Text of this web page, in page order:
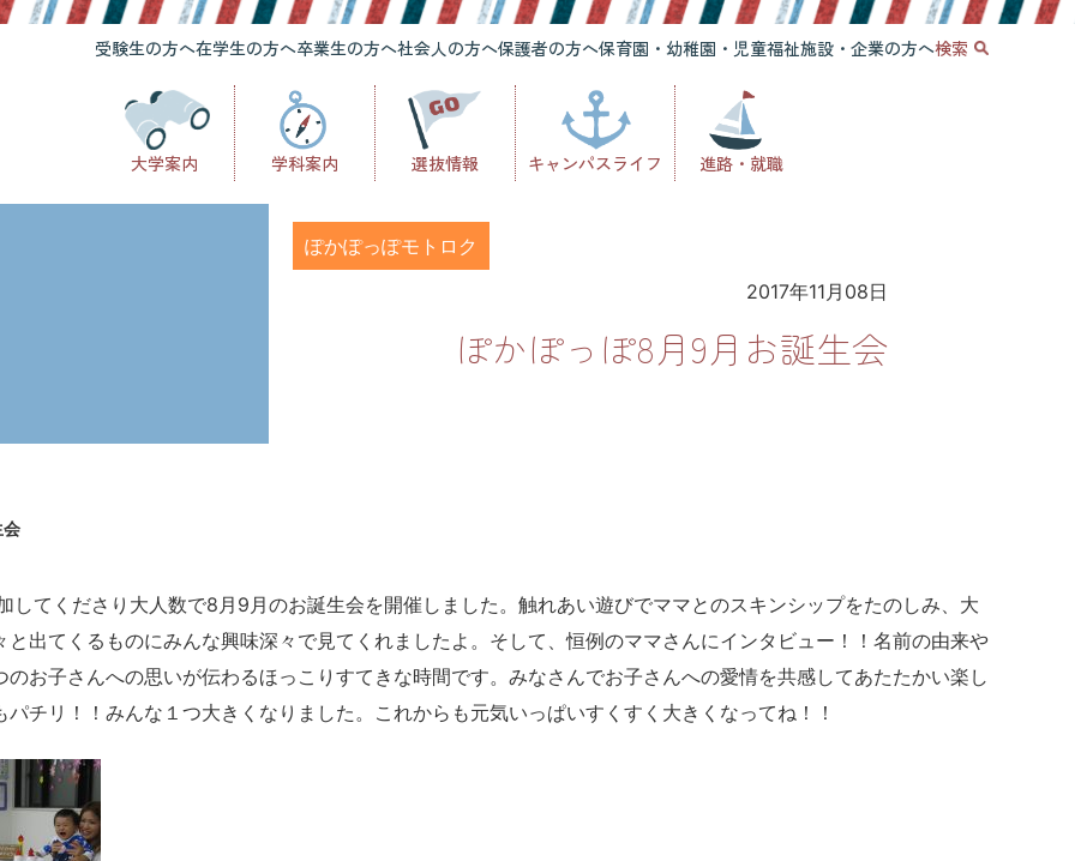
受験生の方へ在学生の方へ卒業生の方へ社会人の方へ保護者の方へ保育園・幼稚園・児童福祉施設・企業の方へ検索
大学案内 学科案内 選抜情報 キャンパスライフ 進路・就職
ぽかぽっぽモトロク
2017年11月08日
ぽかぽっぽ8月9月お誕生会
会
てくださり大人数で8月9月のお誕生会を開催しました。触れあい遊びでママとのスキンシップをたのしみ、大
出てくるものにみんな興味深々で見てくれましたよ。そして、恒例のママさんにインタビュー！！名前の由来や
お子さんへの思いが伝わるほっこりすてきな時間です。みなさんでお子さんへの愛情を共感してあたたかい楽し
チリ！！みんな１つ大きくなりました。これからも元気いっぱいすくすく大きくなってね！！